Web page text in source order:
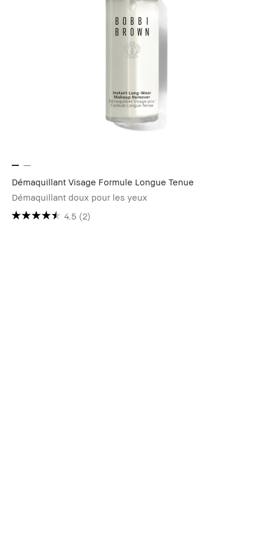
Démaquillant Visage Formule Longue Tenue
Démaquillant doux pour les yeux
4.5 (2)